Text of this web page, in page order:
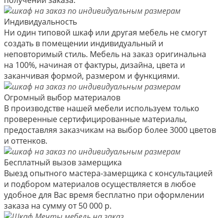
Индивидуальность
Ни один типовой шкаф или другая мебель не смогут
создать в помещении индивидуальный и
неповторимый стиль. Мебель на заказ оригинальна
на 100%, начиная от фактуры, дизайна, цвета и
заканчивая формой, размером и функциями.
Огромный выбор материалов
В производстве нашей мебели используем только
проверенные сертифицированные материалы,
предоставляя заказчикам на выбор более 3000 цветов
и оттенков.
Бесплатный вызов замерщика
Выезд опытного мастера-замерщика с консультацией
и подбором материалов осуществляется в любое
удобное для Вас время бесплатно при оформлении
заказа на сумму от 50 000 р.